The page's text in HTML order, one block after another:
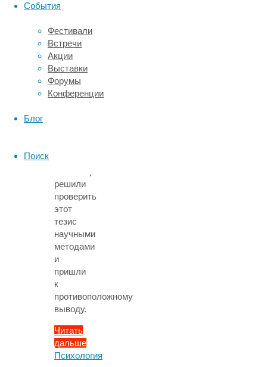
События
Фестивали
Встречи
Акции
Выставки
Форумы
Конференции
Блог
Поиск
считать,
люди
с
развитыми
когнитивными
способностями
отличаются
решили
проверить
этот
тезис
научными
методами
и
пришли
к
противоположному
выводу.
Читать
дальше
"Люди
Психология